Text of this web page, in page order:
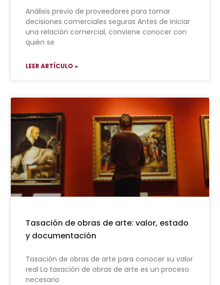
Análisis previo de proveedores para tomar
decisiones comerciales seguras Antes de iniciar
una relación comercial, conviene conocer con
quién se
LEER ARTÍCULO »
Tasación de obras de arte: valor, estado
y documentación
Tasación de obras de arte para conocer su valor
real La tasación de obras de arte es un proceso
necesario